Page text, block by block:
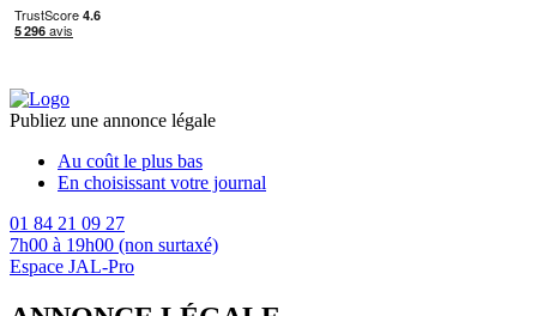
Publiez une annonce légale
Au coût le plus bas
En choisissant votre journal
01 84 21 09 27
7h00 à 19h00 (non surtaxé)
Espace JAL-Pro